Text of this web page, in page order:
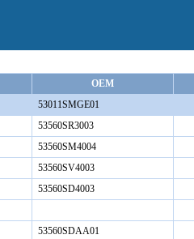
OEM
53011SMGE01
53560SR3003
53560SM4004
53560SV4003
53560SD4003
53560SDAA01